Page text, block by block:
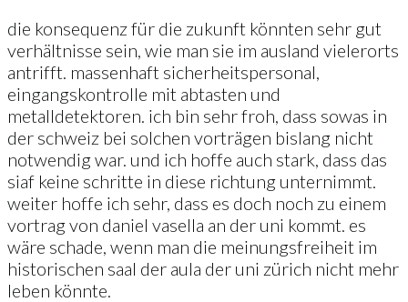
die konsequenz für die zukunft könnten sehr gut
verhältnisse sein, wie man sie im ausland vielerorts
antrifft. massenhaft sicherheitspersonal,
eingangskontrolle mit abtasten und
metalldetektoren. ich bin sehr froh, dass sowas in
der schweiz bei solchen vorträgen bislang nicht
notwendig war. und ich hoffe auch stark, dass das
siaf keine schritte in diese richtung unternimmt.
weiter hoffe ich sehr, dass es doch noch zu einem
vortrag von daniel vasella an der uni kommt. es
wäre schade, wenn man die meinungsfreiheit im
historischen saal der aula der uni zürich nicht mehr
leben könnte.